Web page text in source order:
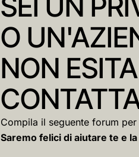
O
NON
Compila il seguente forum
Saremo felici di aiutare te e